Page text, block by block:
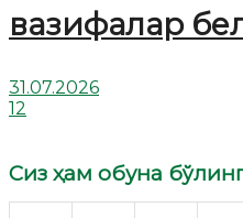
вазифалар
31.07.2026
12
Сиз ҳам обуна